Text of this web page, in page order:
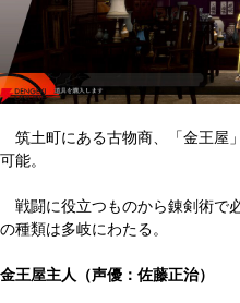
筑土町にある古物商、「金王屋
可能。
戦闘に役立つものから錬剣術で
の種類は多岐にわたる。
金王屋主人（声優：佐藤正治）